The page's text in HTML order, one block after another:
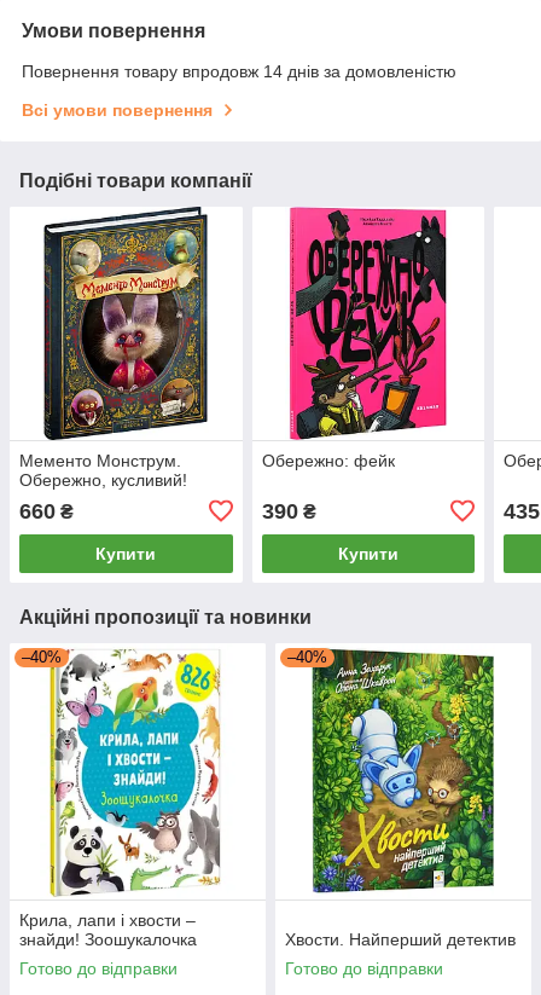
Умови повернення
Повернення товару впродовж 14 днів за домовленістю
Всі умови повернення
Подібні товари компанії
Мементо Монструм.
Обережно, кусливий!
660 ₴
Купити
Обережно: фейк
390₴
Купити
435
Акційні пропозиції та новинки
–40%
Крила, лапи і хвости –
знайди! Зоошукалочка
Готово до відправки
–40%
Хвости. Найперший детектив
Готово до відправки